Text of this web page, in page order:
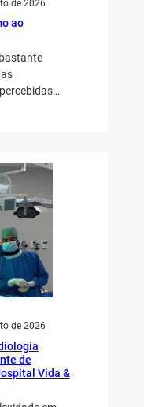
de 2026
ao
de 2026
de
Vida &